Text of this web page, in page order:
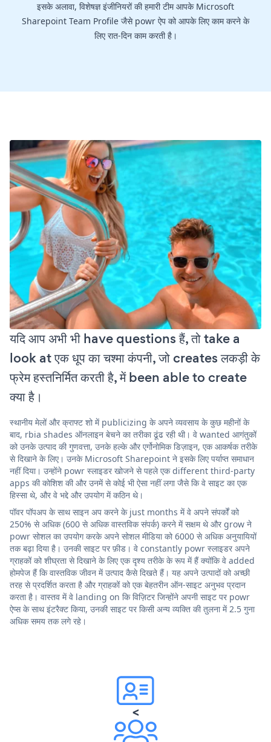
इसके अलावा, विशेषज्ञ इंजीनियरों की हमारी टीम आपके Microsoft
Sharepoint Team Profile जैसे powr ऐप को आपके लिए काम करने के
लिए रात-दिन काम करती है।
यदि आप अभी भी have questions हैं, तो take a
look at एक धूप का चश्मा कंपनी, जो creates लकड़ी के
फ्रेम हस्तनिर्मित करती है, में been able to create
क्या है।
स्थानीय मेलों और क्राफ्ट शो में publicizing के अपने व्यवसाय के कुछ महीनों के
बाद, rbia shades ऑनलाइन बेचने का तरीका ढूंढ रही थी। वे wanted आगंतुकों
को उनके उत्पाद की गुणवत्ता, उनके हल्के और एर्गोनोमिक डिज़ाइन, एक आकर्षक तरीके
से दिखाने के लिए। उनके Microsoft Sharepoint ने इसके लिए पर्याप्त समाधान
नहीं दिया। उन्होंने powr स्लाइडर खोजने से पहले एक different third-party
apps की कोशिश की और उनमें से कोई भी ऐसा नहीं लगा जैसे कि वे साइट का एक
हिस्सा थे, और वे भद्दे और उपयोग में कठिन थे।
पॉवर पॉपअप के साथ साइन अप करने के just months में वे अपने संपर्कों को
250% से अधिक (600 से अधिक वास्तविक संपर्क) करने में सक्षम थे और grow ने
powr सोशल का उपयोग करके अपने सोशल मीडिया को 6000 से अधिक अनुयायियों
तक बढ़ा दिया है। उनकी साइट पर फ़ीड। वे constantly powr स्लाइडर अपने
ग्राहकों को शीघ्रता से दिखाने के लिए एक दृश्य तरीके के रूप में हैं क्योंकि वे added
होमपेज हैं कि वास्तविक जीवन में उत्पाद कैसे दिखते हैं। यह अपने उत्पादों को अच्छी
तरह से प्रदर्शित करता है और ग्राहकों को एक बेहतरीन ऑन-साइट अनुभव प्रदान
करता है। वास्तव में वे landing on कि विज़िटर जिन्होंने अपनी साइट पर powr
ऐप्स के साथ इंटरैक्ट किया, उनकी साइट पर किसी अन्य व्यक्ति की तुलना में 2.5 गुना
अधिक समय तक लगे रहे।
<